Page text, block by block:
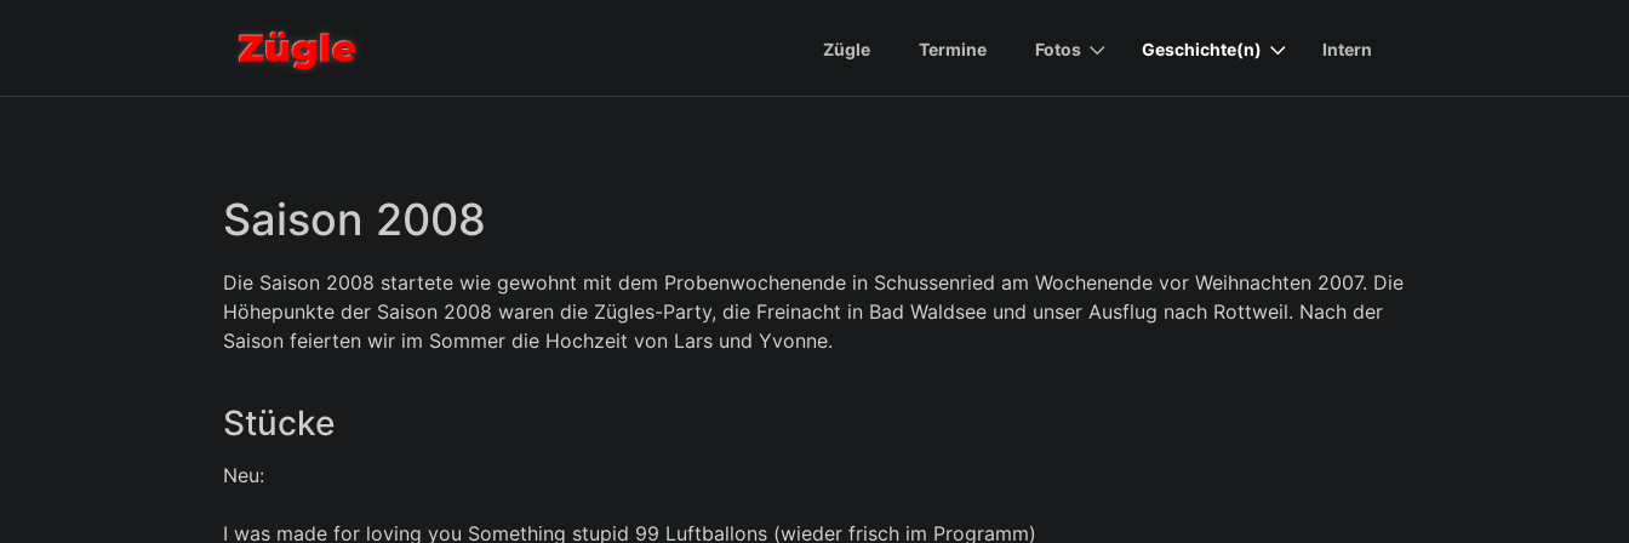
Zügle Termine Fotos Geschichte(n) Intern
Saison 2008
Die Saison 2008 startete wie gewohnt mit dem Probenwochenende in Schussenried am Wochenende vor Weihnachten 2007. Die
Höhepunkte der Saison 2008 waren die Zügles-Party, die Freinacht in Bad Waldsee und unser Ausflug nach Rottweil. Nach der
Saison feierten wir im Sommer die Hochzeit von Lars und Yvonne.
Stücke
Neu:
I was made for loving you Something stupid 99 Luftballons (wieder frisch im Programm)